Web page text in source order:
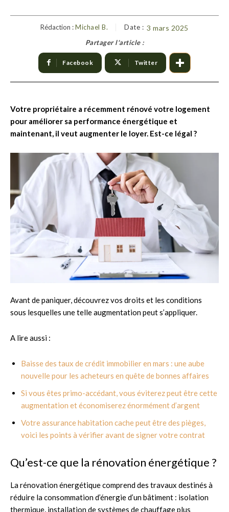
Rédaction : Michael B. Date : 3 mars 2025
Partager l'article :
Facebook Twitter
Votre propriétaire a récemment rénové votre logement
pour améliorer sa performance énergétique et
maintenant, il veut augmenter le loyer. Est-ce légal ?
Avant de paniquer, découvrez vos droits et les conditions
sous lesquelles une telle augmentation peut s’appliquer.
A lire aussi :
Baisse des taux de crédit immobilier en mars : une aube
nouvelle pour les acheteurs en quête de bonnes affaires
Si vous êtes primo-accédant, vous éviterez peut être cette
augmentation et économiserez énormément d’argent
Votre assurance habitation cache peut être des pièges,
voici les points à vérifier avant de signer votre contrat
Qu’est-ce que la rénovation énergétique ?
La rénovation énergétique comprend des travaux destinés à
réduire la consommation d’énergie d’un bâtiment : isolation
thermique, installation de systèmes de chauffage plus